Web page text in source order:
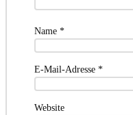
Name *
E-Mail-Adresse *
Website